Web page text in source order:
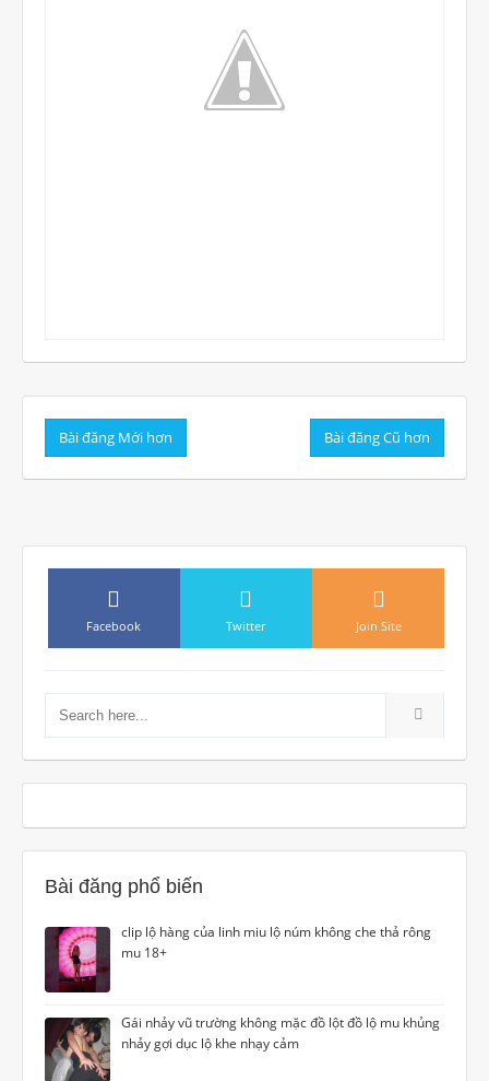
Bài đăng Mới hơn Bài đăng Cũ hơn
Bài đăng phổ biến
clip lộ hàng của linh miu lộ núm không che thả rông
mu 18+
Gái nhảy vũ trường không mặc đồ lột đồ lộ mu khủng
nhảy gợi dục lộ khe nhạy cảm